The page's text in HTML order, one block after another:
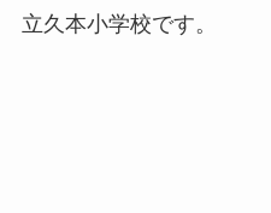
立久本小学校です。